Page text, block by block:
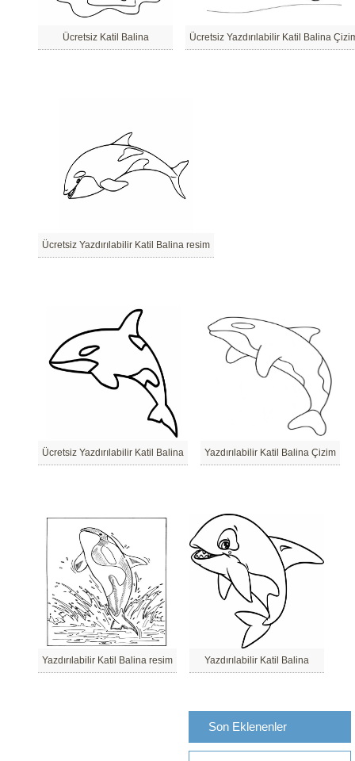
Ücretsiz Katil Balina Ücretsiz Yazdırılabilir Katil Balina
Ücretsiz Yazdırılabilir Katil Balina resim
Ücretsiz Yazdırılabilir Katil Balina Yazdırılabilir Katil Balina Çizim
Yazdırılabilir Katil Balina resim Yazdırılabilir Katil Balina
Son Eklenenler